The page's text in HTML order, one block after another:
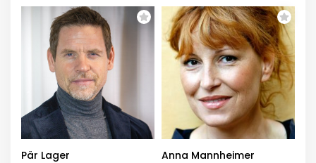
Pär Lager Anna Mannheimer